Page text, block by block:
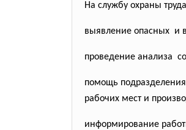
На службу охраны
выявление опасных и
проведение анализа
помощь
рабочих мест и
информирование